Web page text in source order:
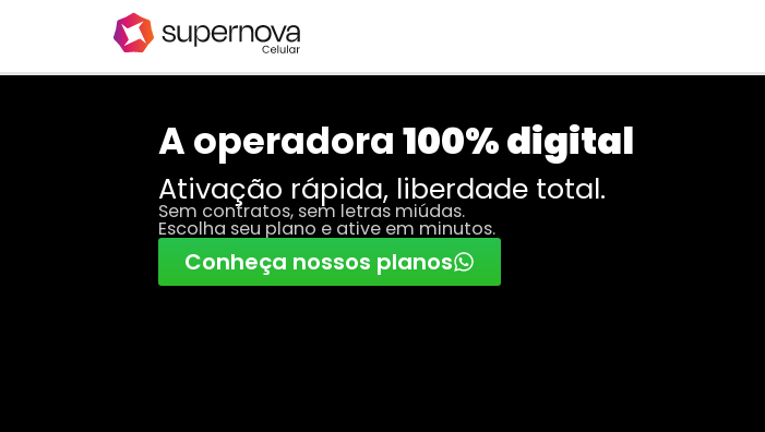
A operadora100% digital
Ativação rápida, liberdade total.
Sem contratos, sem letras miúdas.
Escolha seu plano e ative em minutos.
Conheça nossos planos